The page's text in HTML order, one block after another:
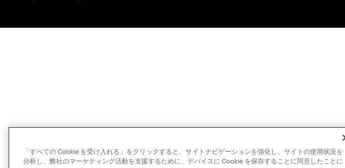
「すべての Cookie を受け入れる」をクリックすると、サイトナビゲーションを強化し、サイトの使用状況を
分析し、弊社のマーケティング活動を支援するために、デバイスに Cookie を保存することに同意したことに